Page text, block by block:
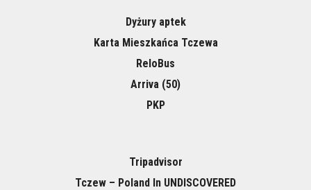
Dyżury aptek
Karta Mieszkańca Tczewa
ReloBus
Arriva (50)
PKP
Tripadvisor
Tczew – Poland In UNDISCOVERED